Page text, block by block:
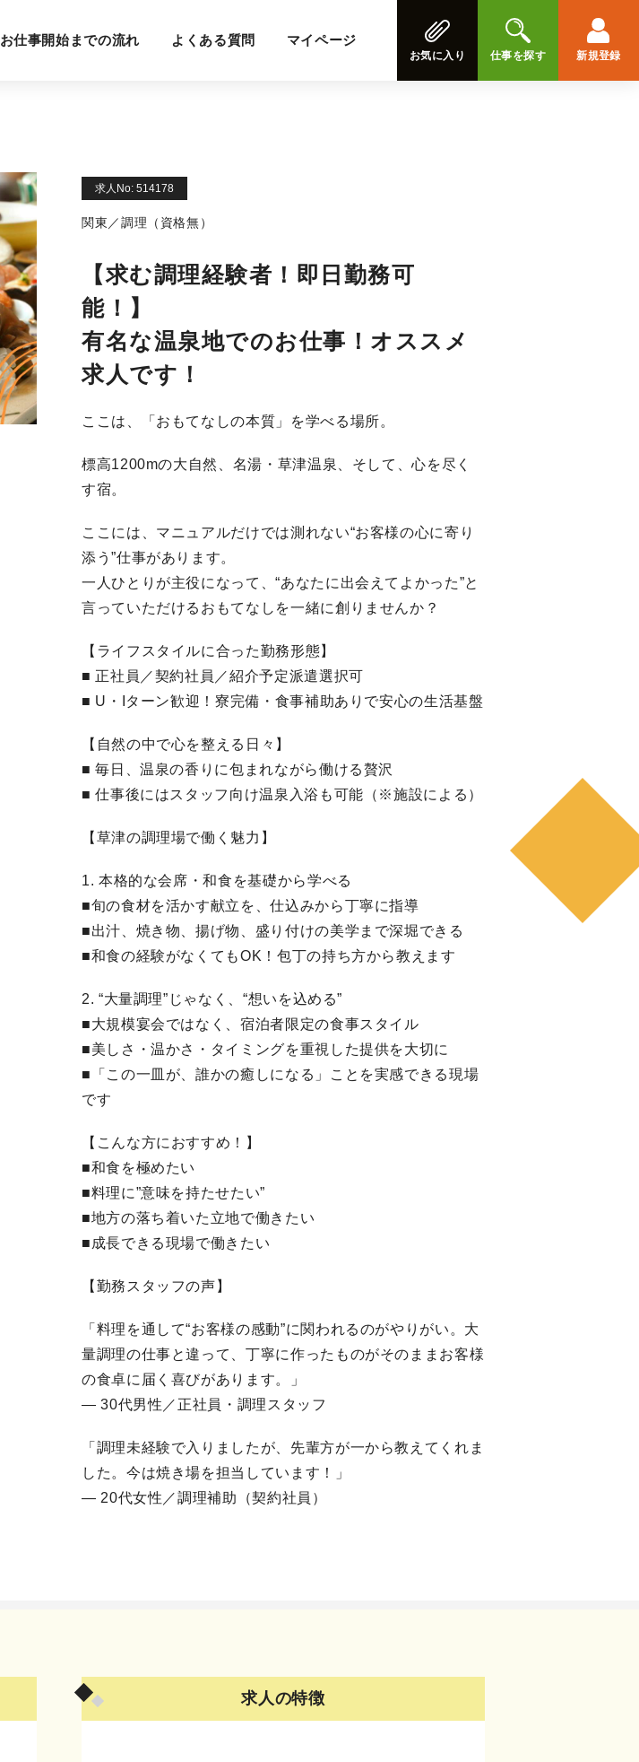
お仕事開始までの流れ よくある質問 マイページ
お気に入り 仕事を探す 新規登録
求人No: 514178
関東／調理（資格無）
【求む調理経験者！即日勤務可
能！】
有名な温泉地でのお仕事！オススメ
求人です！
ここは、「おもてなしの本質」を学べる場所。
標高1200mの大自然、名湯・草津温泉、そして、心を尽く
す宿。
ここには、マニュアルだけでは測れない“お客様の心に寄り
添う”仕事があります。
一人ひとりが主役になって、“あなたに出会えてよかった”と
言っていただけるおもてなしを一緒に創りませんか？
【ライフスタイルに合った勤務形態】
■ 正社員／契約社員／紹介予定派遣選択可
■ U・Iターン歓迎！寮完備・食事補助ありで安心の生活基盤
【自然の中で心を整える日々】
■ 毎日、温泉の香りに包まれながら働ける贅沢
■ 仕事後にはスタッフ向け温泉入浴も可能（※施設による）
【草津の調理場で働く魅力】
1. 本格的な会席・和食を基礎から学べる
■旬の食材を活かす献立を、仕込みから丁寧に指導
■出汁、焼き物、揚げ物、盛り付けの美学まで深堀できる
■和食の経験がなくてもOK！包丁の持ち方から教えます
2. “大量調理”じゃなく、“想いを込める”
■大規模宴会ではなく、宿泊者限定の食事スタイル
■美しさ・温かさ・タイミングを重視した提供を大切に
■「この一皿が、誰かの癒しになる」ことを実感できる現場
です
【こんな方におすすめ！】
■和食を極めたい
■料理に”意味を持たせたい”
■地方の落ち着いた立地で働きたい
■成長できる現場で働きたい
【勤務スタッフの声】
「料理を通して“お客様の感動”に関われるのがやりがい。大
量調理の仕事と違って、丁寧に作ったものがそのままお客様
の食卓に届く喜びがあります。」
― 30代男性／正社員・調理スタッフ
「調理未経験で入りましたが、先輩方が一から教えてくれま
した。今は焼き場を担当しています！」
― 20代女性／調理補助（契約社員）
求人の特徴